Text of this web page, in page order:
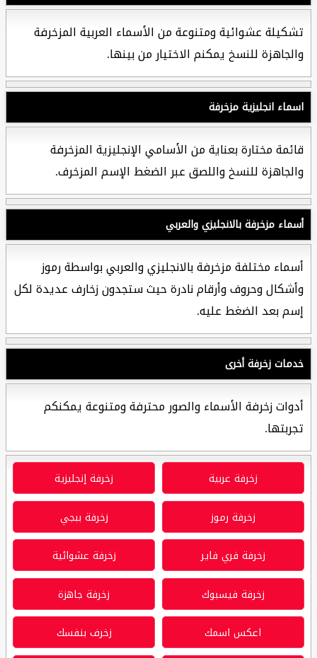
تشكيلة عشوائية ومتنوعة من الأسماء العربية المزخرفة
والجاهزة للنسخ يمكنم الاختيار من بينها.
اسماء انجليزية مزخرفة
قائمة مختارة بعناية من الأسامي الإنجليزية المزخرفة
والجاهزة للنسخ واللصق عبر الضغط الإسم المزخرف.
أسماء مزخرفة بالانجليزي والعربي
أسماء مختلفة مزخرفة بالانجليزي والعربي بواسطة رموز
وأشكال وحروف وأرقام نادرة حيث ستجدون زخارف عديدة لكل
إسم بعد الضغط عليه.
خدمات زخرفة أخرى
أدوات زخرفة الأسماء والصور محترفة ومتنوعة يمكنكم
تجربتها.
زخرفة عربية زخرفة إنجليزية
زخرفة رموز زخرفة ببجي
زخرفة فري فاير زخرفة عشوائية
زخرفة فيسبوك زخرفة جاهزة
اعكس اسمك زخرف بنفسك